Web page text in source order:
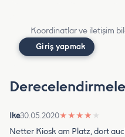
Koordinatlar ve iletişim
Giriş yapmak
Ike30.05.2020★ ★ ★ ★ ★
Netter Kiosk am Platz, dort